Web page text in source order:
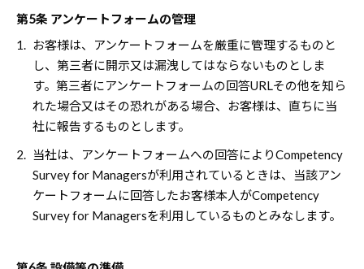
第5条 アンケートフォームの管理
1. お客様は、アンケートフォームを厳重に管理するものと
し、第三者に開示又は漏洩してはならないものとしま
す。第三者にアンケートフォームの回答URLその他を知ら
れた場合又はその恐れがある場合、お客様は、直ちに当
社に報告するものとします。
2. 当社は、アンケートフォームへの回答によりCompetency
Survey for Managersが利用されているときは、当該アン
ケートフォームに回答したお客様本人がCompetency
Survey for Managersを利用しているものとみなします。